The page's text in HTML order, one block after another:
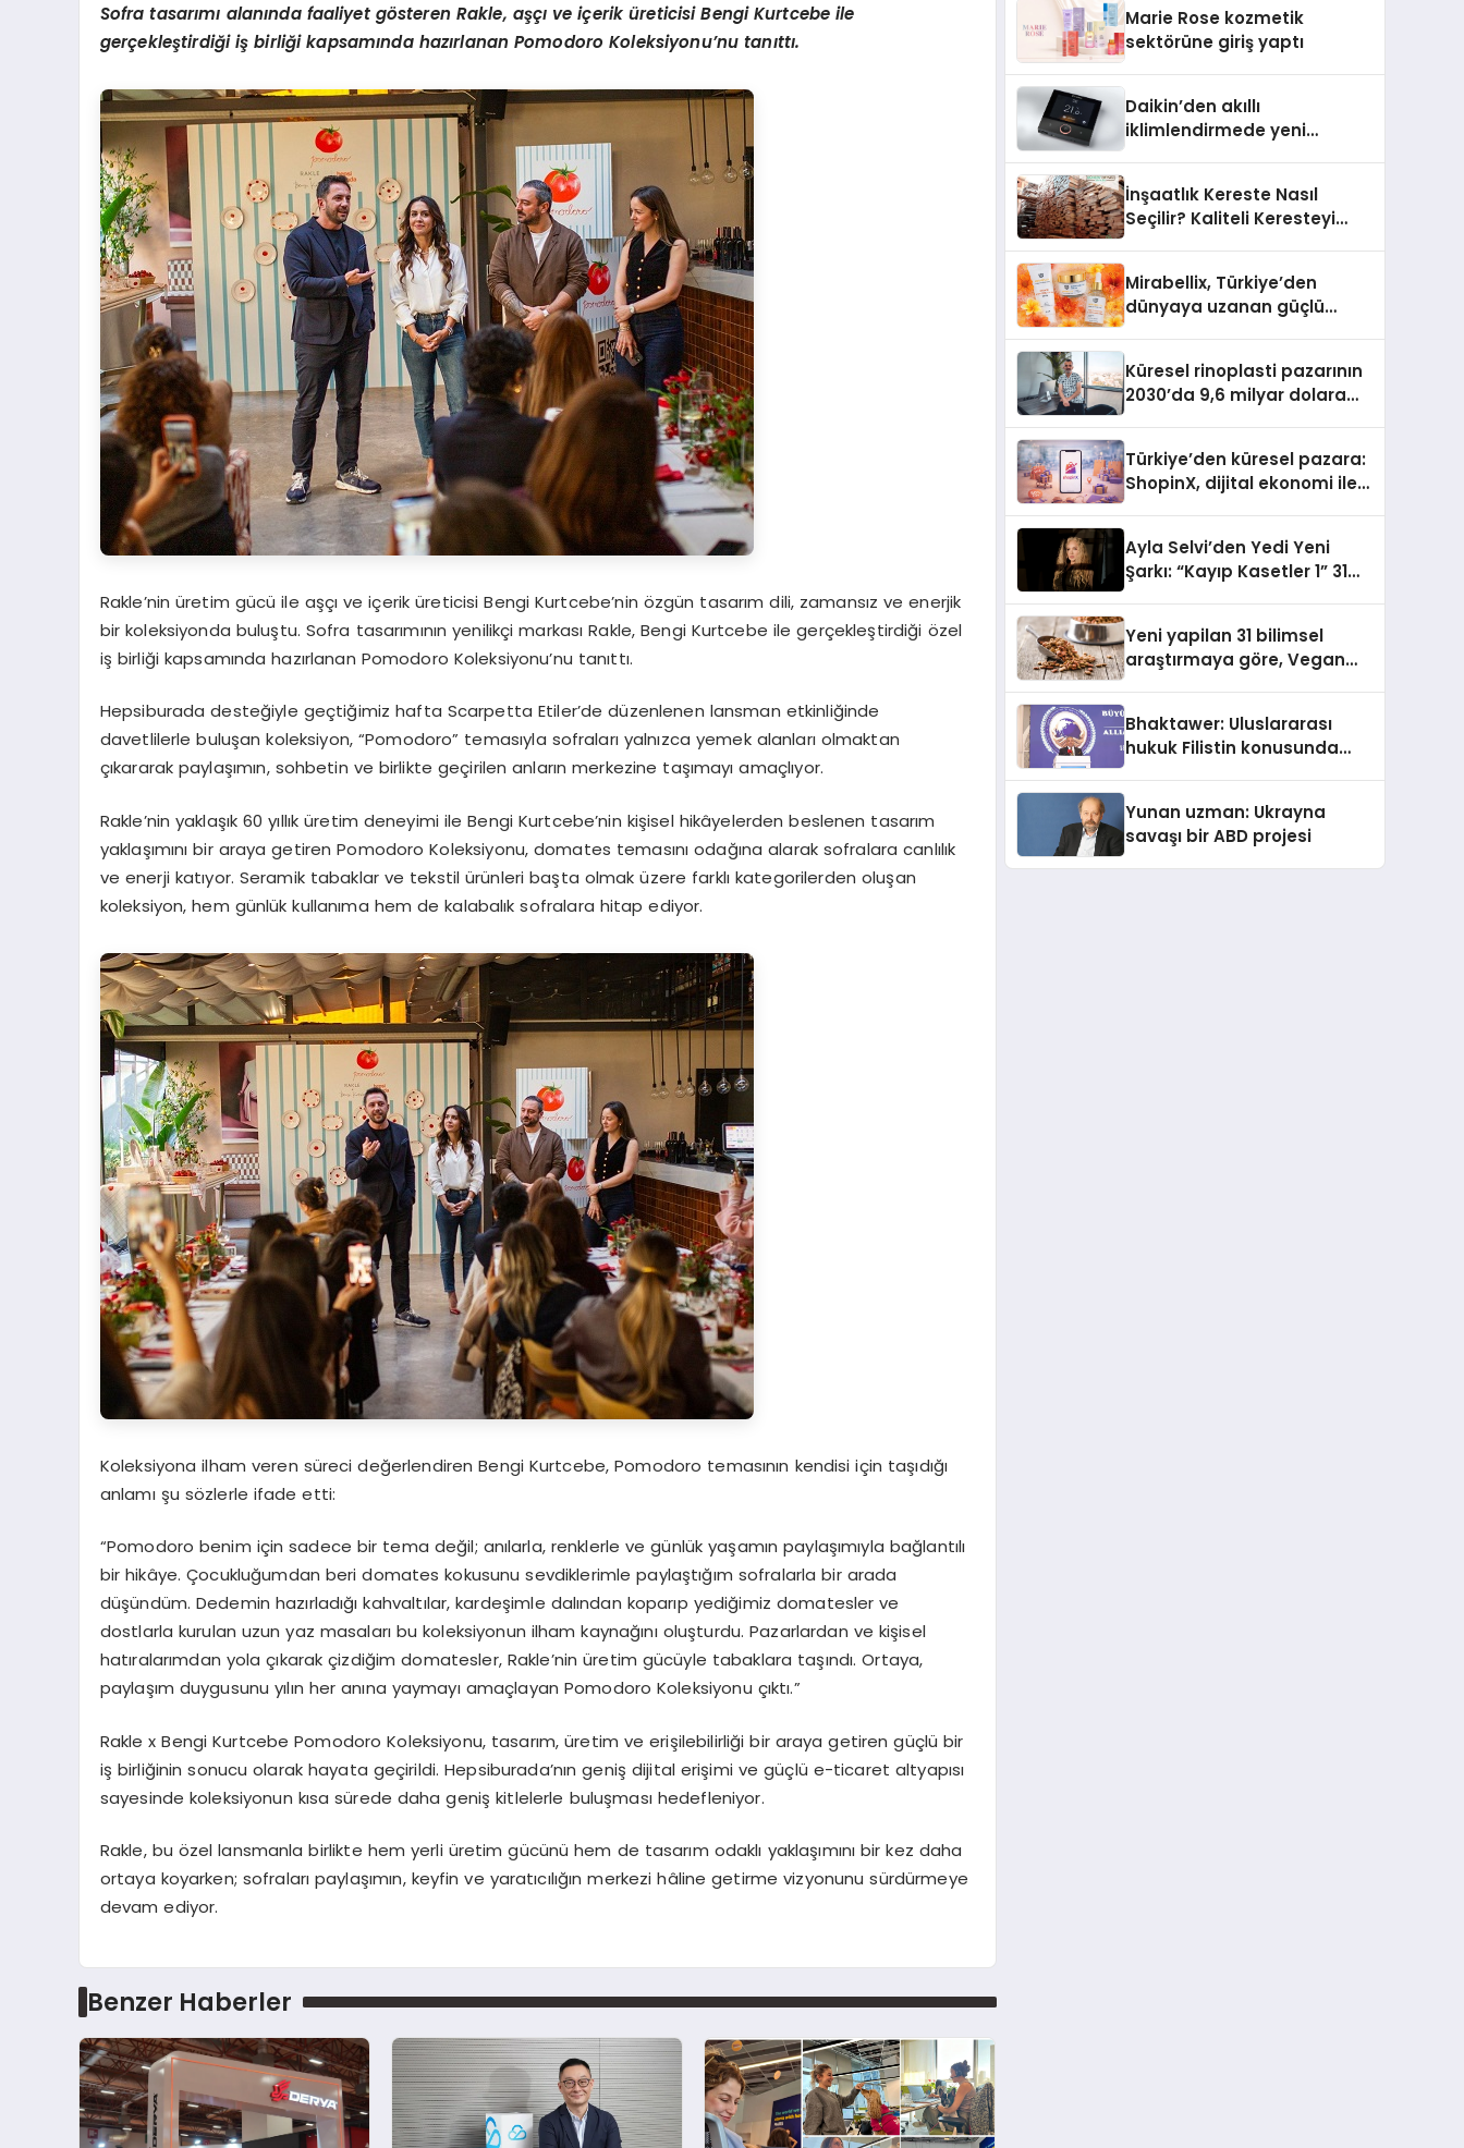
Sofra tasarımı alanında faaliyet gösteren Rakle, aşçı ve içeriküreticisi Bengi Kurtcebe ile
gerçekleştirdiği iş birliği kapsamında hazırlanan Pomodoro Koleksiyonu’nu tanıttı.
Rakle’nin üretim gücü ile aşçı ve içerik üreticisi Bengi Kurtcebe’nin özgün tasarım dili, zamansız ve enerjik
bir koleksiyonda buluştu. Sofra tasarımının yenilikçi markası Rakle, Bengi Kurtcebe ile gerçekleştirdiği özel
iş birliği kapsamında hazırlanan Pomodoro Koleksiyonu’nu tanıttı.
Hepsiburada desteğiyle geçtiğimiz hafta Scarpetta Etiler’de düzenlenen lansman etkinliğinde
davetlilerle buluşan koleksiyon, “Pomodoro” temasıyla sofraları yalnızca yemek alanları olmaktan
çıkararak paylaşımın, sohbetin ve birlikte geçirilen anların merkezine taşımayı amaçlıyor.
Rakle’nin yaklaşık 60 yıllık üretim deneyimi ile Bengi Kurtcebe’nin kişisel hikâyelerden beslenen tasarım
yaklaşımını bir araya getiren Pomodoro Koleksiyonu, domates temasını odağına alarak sofralara canlılık
ve enerji katıyor. Seramik tabaklar ve tekstil ürünleri başta olmak üzere farklı kategorilerden oluşan
koleksiyon, hem günlük kullanıma hem de kalabalık sofralara hitap ediyor.
Koleksiyona ilham veren süreci değerlendiren Bengi Kurtcebe, Pomodoro temasının kendisi için taşıdığı
anlamı şu sözlerle ifade etti:
“Pomodoro benim için sadece bir tema değil; anılarla, renklerle ve günlük yaşamın paylaşımıyla bağlantılı
bir hikâye. Çocukluğumdan beri domates kokusunu sevdiklerimle paylaştığım sofralarla bir arada
düşündüm. Dedemin hazırladığı kahvaltılar, kardeşimle dalından koparıp yediğimiz domatesler ve
dostlarla kurulan uzun yaz masaları bu koleksiyonun ilham kaynağını oluşturdu. Pazarlardan ve kişisel
hatıralarımdan yola çıkarak çizdiğim domatesler, Rakle’nin üretim gücüyle tabaklara taşındı. Ortaya,
paylaşım duygusunu yılın her anına yaymayı amaçlayan Pomodoro Koleksiyonu çıktı.”
Rakle x Bengi Kurtcebe Pomodoro Koleksiyonu, tasarım, üretim ve erişilebilirliği bir araya getiren güçlü bir
iş birliğinin sonucu olarak hayata geçirildi. Hepsiburada’nın geniş dijital erişimi ve güçlü e-ticaret altyapısı
sayesinde koleksiyonun kısa sürede daha geniş kitlelerle buluşması hedefleniyor.
Rakle, bu özel lansmanla birlikte hem yerli üretim gücünü hem de tasarım odaklı yaklaşımını bir kez daha
ortaya koyarken; sofraları paylaşımın, keyfin ve yaratıcılığın merkezi hâline getirme vizyonunu sürdürmeye
devam ediyor.
Benzer Haberler
Aldı
Marie Rose kozmetik
sektörüne giriş yaptı
Daikin’den akıllı
iklimlendirmede yeni
İnşaatlık Kereste Nasıl
Seçilir? Kaliteli Keresteyi
Mirabellix, Türkiye’den
dünyaya uzanan güçlü
Küresel rinoplasti pazarının
2030’da 9,6 milyar dolara
Türkiye’den küresel pazara:
ShopinX, dijital ekonomi ile
Ayla Selvi’den Yedi Yeni
Şarkı: “Kayıp Kasetler 1” 31
Yeni yapilan 31 bilimsel
araştırmaya göre, Vegan
Sindirildiğini Ortaya Koydu
Bhaktawer: Uluslararası
hukuk Filistin konusunda
Yunan uzman: Ukrayna
savaşı bir ABD projesi